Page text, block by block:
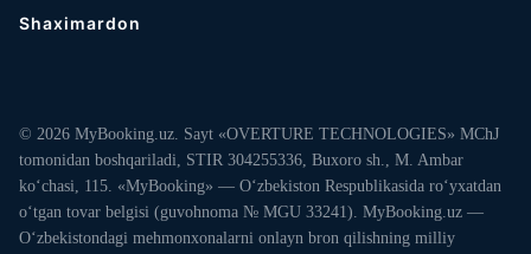
Shaximardon
© 2026 MyBooking.uz. Sayt «OVERTURE TECHNOLOGIES» MChJ
tomonidan boshqariladi, STIR 304255336, Buxoro sh., M. Ambar
ko‘chasi, 115. «MyBooking» — O‘zbekiston Respublikasida ro‘yxatdan
o‘tgan tovar belgisi (guvohnoma № MGU 33241). MyBooking.uz —
O‘zbekistondagi mehmonxonalarni onlayn bron qilishning milliy